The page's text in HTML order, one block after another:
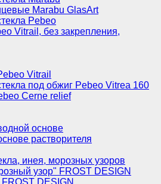
Marabu GlasArt
Pebeo
Vitrail, без закрепления,
Vitrail
под обжиг Pebeo Vitrea 160
Cerne relief
основе
растворителя
инея, морозных узоров
узор" FROST DESIGN
DESIGN